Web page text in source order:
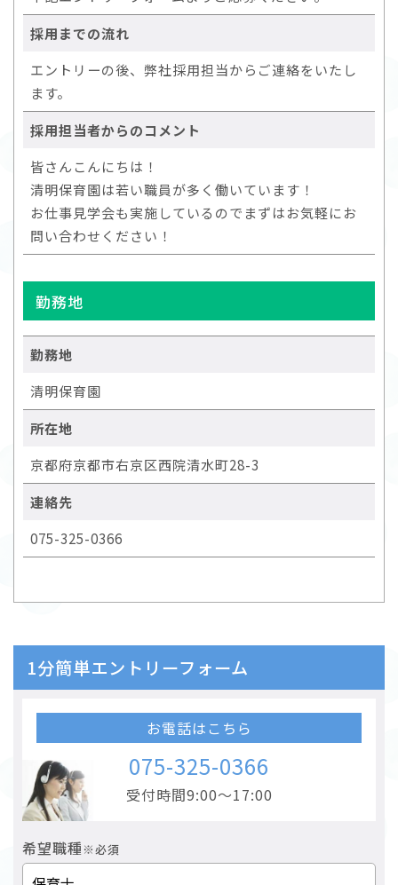
採用までの流れ
エントリーの後、弊社採用担当からご連絡をいたし
ます。
採用担当者からのコメント
皆さんこんにちは！
清明保育園は若い職員が多く働いています！
お仕事見学会も実施しているのでまずはお気軽にお
問い合わせください！
勤務地
勤務地
清明保育園
所在地
京都府京都市右京区西院清水町28-3
連絡先
075-325-0366
1分簡単エントリーフォーム
お電話はこちら
075-325-0366
受付時間9:00～17:00
希望職種 ※必須